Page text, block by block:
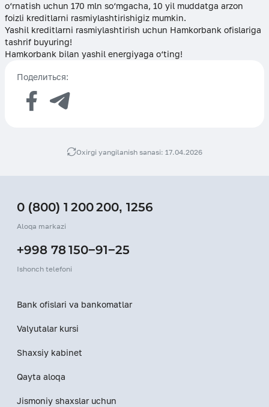
o‘rnatish uchun 170 mln so‘mgacha, 10 yil muddatga arzon
foizli kreditlarni rasmiylashtirishigiz mumkin.
Yashil kreditlarni rasmiylashtirish uchun Hamkorbank ofislariga
tashrif buyuring!
Hamkorbank bilan yashil energiyaga o‘ting!
Поделиться:
Oxirgi yangilanish sanasi: 17.04.2026
0 (800) 1 200 200, 1256
Aloqa markazi
+998 78 150−91−25
Ishonch telefoni
Bank ofislari va bankomatlar
Valyutalar kursi
Shaxsiy kabinet
Qayta aloqa
Jismoniy shaxslar uchun